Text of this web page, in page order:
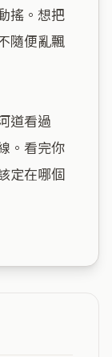
搖。想把
隨便亂飄
道看過
。看完你
定在哪個